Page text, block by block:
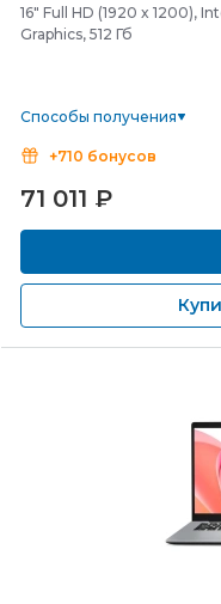
16" Full HD (1920 x 1200),
Graphics, 512 Гб
Способы получения
+710 бонусов
71 011 ₽